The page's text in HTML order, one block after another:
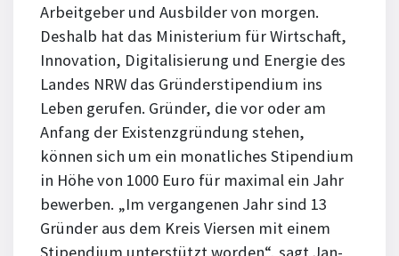
Arbeitgeber und Ausbilder von morgen.
Deshalb hat das Ministerium für Wirtschaft,
Innovation, Digitalisierung und Energie des
Landes NRW das Gründerstipendium ins
Leben gerufen. Gründer, die vor oder am
Anfang der Existenzgründung stehen,
können sich um ein monatliches Stipendium
in Höhe von 1000 Euro für maximal ein Jahr
bewerben. „Im vergangenen Jahr sind 13
Gründer aus dem Kreis Viersen mit einem
Stipendium unterstützt worden“, sagt Jan-